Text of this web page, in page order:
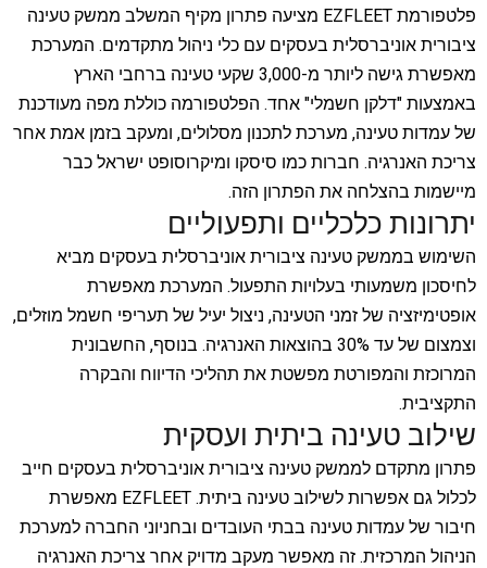
פלטפורמת EZFLEET מציעה פתרון מקיף המשלב ממשק טעינה
ציבורית אוניברסלית בעסקים עם כלי ניהול מתקדמים. המערכת
מאפשרת גישה ליותר מ-3,000 שקעי טעינה ברחבי הארץ
באמצעות "דלקן חשמלי" אחד. הפלטפורמה כוללת מפה מעודכנת
של עמדות טעינה, מערכת לתכנון מסלולים, ומעקב בזמן אמת אחר
צריכת האנרגיה. חברות כמו סיסקו ומיקרוסופט ישראל כבר
מיישמות בהצלחה את הפתרון הזה.
יתרונות כלכליים ותפעוליים
השימוש בממשק טעינה ציבורית אוניברסלית בעסקים מביא
לחיסכון משמעותי בעלויות התפעול. המערכת מאפשרת
אופטימיזציה של זמני הטעינה, ניצול יעיל של תעריפי חשמל מוזלים,
וצמצום של עד 30% בהוצאות האנרגיה. בנוסף, החשבונית
המרוכזת והמפורטת מפשטת את תהליכי הדיווח והבקרה
התקציבית.
שילוב טעינה ביתית ועסקית
פתרון מתקדם לממשק טעינה ציבורית אוניברסלית בעסקים חייב
לכלול גם אפשרות לשילוב טעינה ביתית. EZFLEET מאפשרת
חיבור של עמדות טעינה בבתי העובדים ובחניוני החברה למערכת
הניהול המרכזית. זה מאפשר מעקב מדויק אחר צריכת האנרגיה